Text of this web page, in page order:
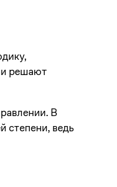
решают
В
степени, ведь